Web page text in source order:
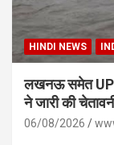
HINDI NEWS
लखनऊ समेत UP
ने जारी की
06/08/2026